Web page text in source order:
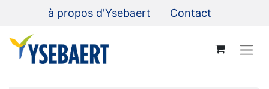
à propos d'Ysebaert Contact